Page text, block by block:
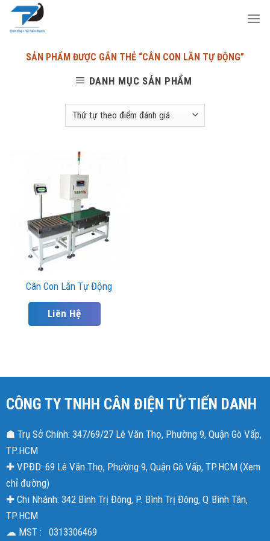
Skip
SẢN PHẨM ĐƯỢC GẮN THẺ “CÂN CON LĂN TỰ ĐỘNG”
DANH MỤC SẢN PHẨM
Cân Con Lăn Tự Động
Liên Hệ
CÔNG TY TNHH CÂN ĐIỆN TỬ TIẾN DANH
☗ Trụ Sở Chính: 347/69/27 Lê Văn Thọ, Phường 9, Quận Gò Vấp,
TP.HCM
✚ VPĐD: 69 Lê Văn Thọ, Phường 9, Quận Gò Vấp, TP.HCM (Xem
chỉ đường)
✚ Chi Nhánh: 342 Bình Trị Đông, P. Bình Trị Đông, Q.Bình Tân,
TP.HCM
☁ MST : 0313306469